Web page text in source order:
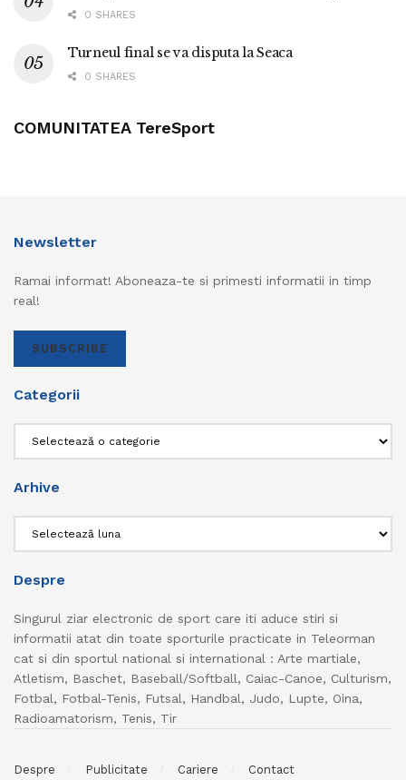
0 SHARES
Turneul final se va disputa la Seaca
0 SHARES
COMUNITATEA TereSport
Newsletter
Ramai informat! Aboneaza-te si primesti informatii in timp
real!
SUBSCRIBE
Categorii
Arhive
Despre
Singurul ziar electronic de sport care iti aduce stiri si
informatii atat din toate sporturile practicate in Teleorman
cat si din sportul national si international : Arte martiale,
Atletism, Baschet, Baseball/Softball, Caiac-Canoe, Culturism,
Fotbal, Fotbal-Tenis, Futsal, Handbal, Judo, Lupte, Oina,
Radioamatorism, Tenis, Tir
Despre Publicitate Cariere Contact